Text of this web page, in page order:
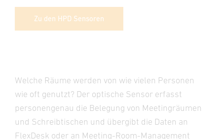
Zu den HPD Sensoren
Welche Räume werden von wie vielen Personen
wie oft genutzt? Der optische Sensor erfasst
personengenau die Belegung von Meetingräumen
und Schreibtischen und übergibt die Daten an
FlexDesk oder an Meeting-Room-Management